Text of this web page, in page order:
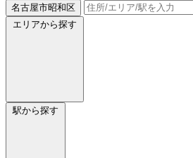
名古屋市昭和区
エリアから探す
駅から探す